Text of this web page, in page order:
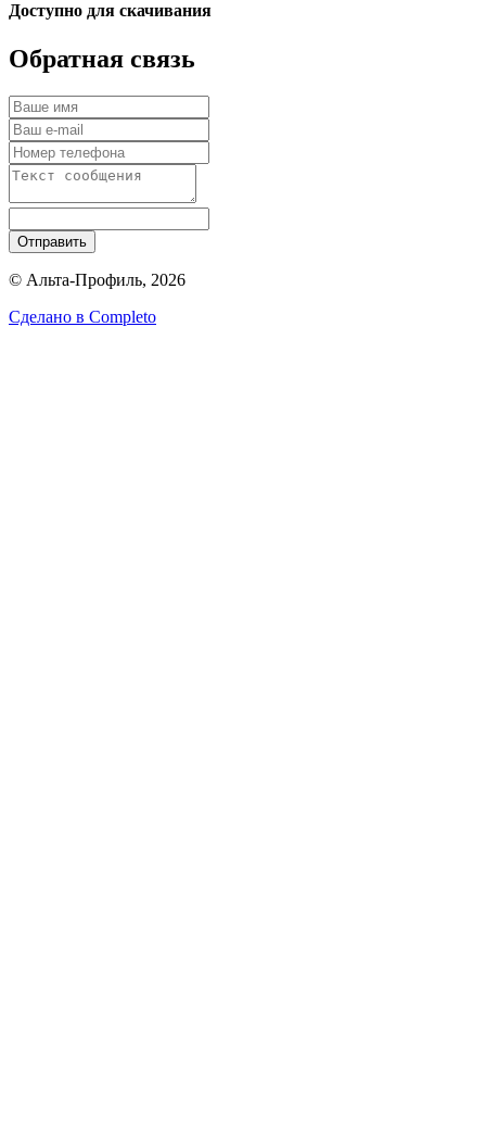
Доступно для скачивания
Обратная связь
Отправить
© Альта-Профиль, 2026
Сделано в Completo